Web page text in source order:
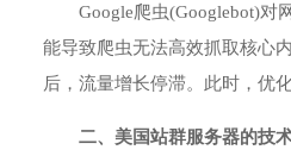
Google爬虫(Googlebot)
能导致爬虫无法高效抓取核心
后，流量增长停滞。此时，优
二、美国站群服务器的技